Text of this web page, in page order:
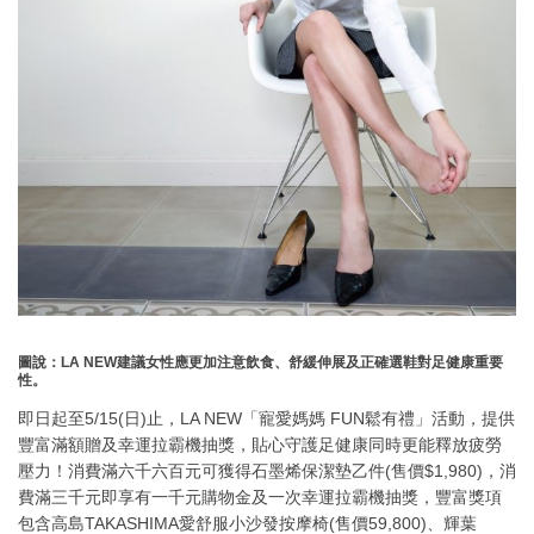
圖說：LA NEW建議女性應更加注意飲食、舒緩伸展及正確選鞋對足健康重要
性。
即日起至5/15(日)止，LA NEW「寵愛媽媽 FUN鬆有禮」活動，提供
豐富滿額贈及幸運拉霸機抽獎，貼心守護足健康同時更能釋放疲勞
壓力！消費滿六千六百元可獲得石墨烯保潔墊乙件(售價$1,980)，消
費滿三千元即享有一千元購物金及一次幸運拉霸機抽獎，豐富獎項
包含高島TAKASHIMA愛舒服小沙發按摩椅(售價59,800)、輝葉